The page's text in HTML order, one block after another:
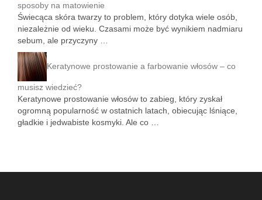
sposoby na matowienie
Świecąca skóra twarzy to problem, który dotyka wiele osób,
niezależnie od wieku. Czasami może być wynikiem nadmiaru
sebum, ale przyczyny …
Keratynowe prostowanie a farbowanie włosów – co
musisz wiedzieć?
Keratynowe prostowanie włosów to zabieg, który zyskał
ogromną popularność w ostatnich latach, obiecując lśniące,
gładkie i jedwabiste kosmyki. Ale co …